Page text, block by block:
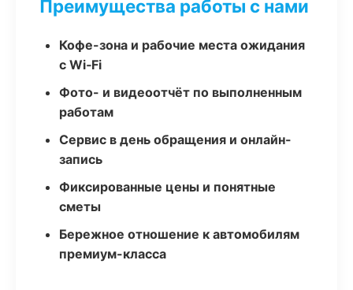
Преимущества работы с нами
Кофе-зона и рабочие места ожидания
с Wi‑Fi
Фото- и видеоотчёт по выполненным
работам
Сервис в день обращения и онлайн-
запись
Фиксированные цены и понятные
сметы
Бережное отношение к автомобилям
премиум-класса